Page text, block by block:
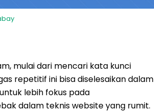
mulai dari mencari kata kunci
repetitif ini bisa diselesaikan dalam
lebih fokus pada
dalam teknis website yang rumit.